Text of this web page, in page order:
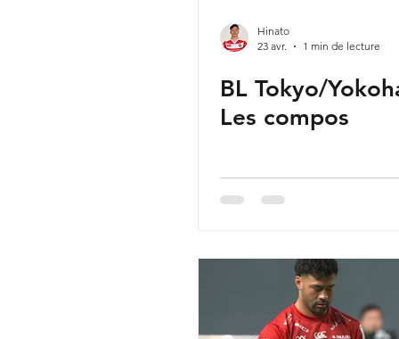
Hinato
23 avr.
1 min de lecture
BL Tokyo/
Les compos